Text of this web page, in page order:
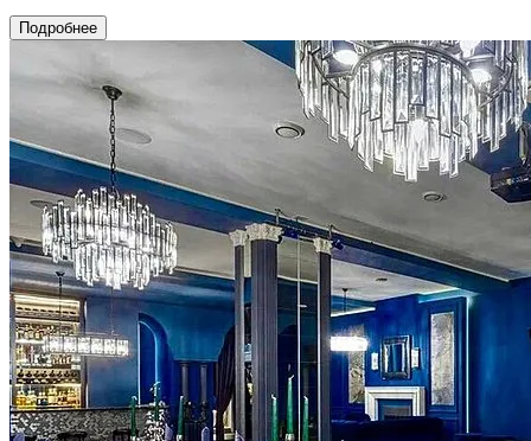
Подробнее